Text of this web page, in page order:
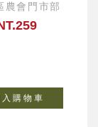
農會門市部
入 購 物 車